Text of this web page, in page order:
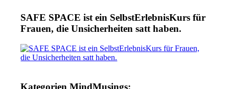
SAFE SPACE ist ein SelbstErlebnisKurs für
Frauen, die Unsicherheiten satt haben.